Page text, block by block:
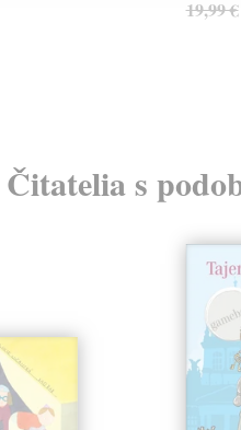
19,99 €
Čitatelia s